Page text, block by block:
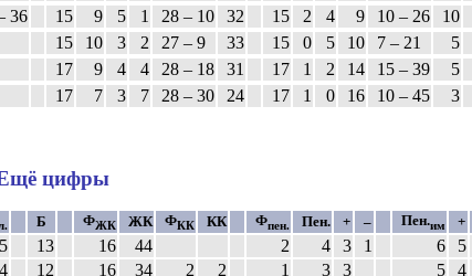
36 15 9 5 1 28 – 10 32 15 2 4 9 10 – 26
10
15 10 3 2 27 – 9 33 15 0 5 10 7 – 21
5
17 9 4 4 28 – 18 31 17 1 2 14 15 – 39
5
17 7 3 7 28 – 30 24 17 1 0 16 10 – 45 3
цифры
Б ФЖК ЖК ФКК КК Фпен. Пен. + – Пен.им +
13 16 44 2 4 3 1 6 5
12 16 34 2 2 1 3 3 5 4